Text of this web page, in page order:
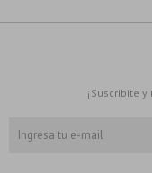
¡Suscribite